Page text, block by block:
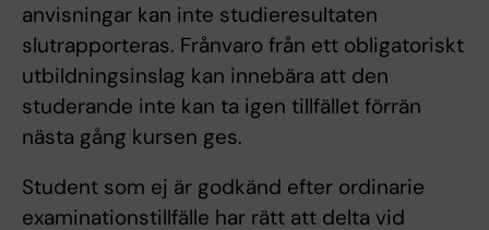
anvisningar kan inte studieresultaten
slutrapporteras. Frånvaro från ett obligatoriskt
utbildningsinslag kan innebära att den
studerande inte kan ta igen tillfället förrän
nästa gång kursen ges.
Student som ej är godkänd efter ordinarie
examinationstillfälle har rätt att delta vid